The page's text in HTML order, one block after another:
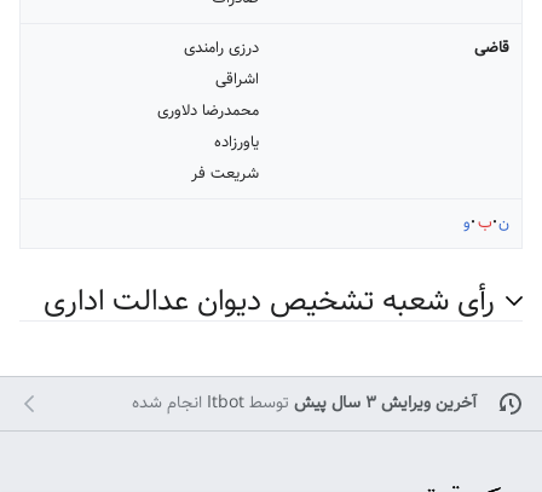
قاضی
درزی رامندی
اشراقی
محمدرضا دلاوری
یاورزاده
شریعت فر
ن ب و
رأی شعبه تشخیص دیوان عدالت اداری
آخرین ویرایش ۳ سال پیش توسطItbot انجام شده